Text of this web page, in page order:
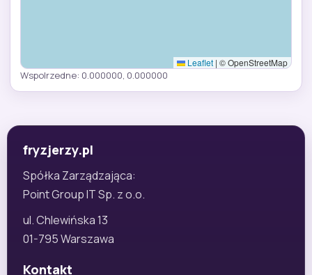
Leaflet | © OpenStreetMap
Wspolrzedne: 0.000000, 0.000000
fryzjerzy.pl
Spółka Zarządzająca:
Point Group IT Sp. z o.o.
ul. Chlewińska 13
01-795 Warszawa
Kontakt